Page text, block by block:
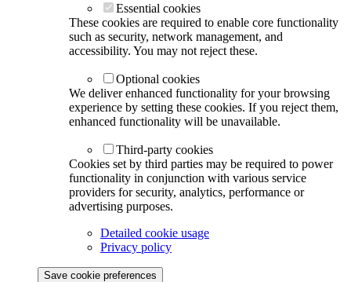
Essential cookies
These cookies are required to enable core functionality
such as security, network management, and
accessibility. You may not reject these.
Optional cookies
We deliver enhanced functionality for your browsing
experience by setting these cookies. If you reject them,
enhanced functionality will be unavailable.
Third-party cookies
Cookies set by third parties may be required to power
functionality in conjunction with various service
providers for security, analytics, performance or
advertising purposes.
Detailed cookie usage
Privacy policy
Save cookie preferences